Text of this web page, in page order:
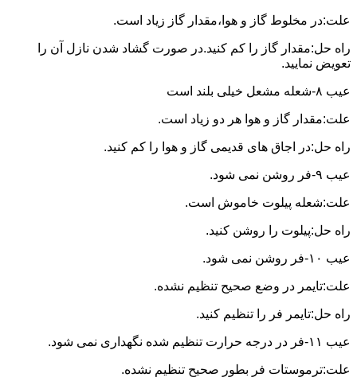
علت:در مخلوط گاز و هوا،مقدار گاز زیاد است.
راه حل:مقدار گاز را کم کنید.در صورت گشاد شدن نازل آن را
تعویض نمایید.
عیب ۸-شعله مشعل خیلی بلند است
علت:مقدار گاز و هوا هر دو زیاد است.
راه حل:در اجاق های قدیمی گاز و هوا را کم کنید.
عیب ۹-فر روشن نمی شود.
علت:شعله پیلوت خاموش است.
راه حل:پیلوت را روشن کنید.
عیب ۱۰-فر روشن نمی شود.
علت:تایمر در وضع صحیح تنظیم نشده.
راه حل:تایمر فر را تنظیم کنید.
عیب ۱۱-فر در درجه حرارت تنظیم شده نگهداری نمی شود.
علت:ترموستات فر بطور صحیح تنظیم نشده.